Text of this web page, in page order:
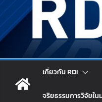
เกี่ยวกับ RDI
จริยธรรมการวิจัยใ